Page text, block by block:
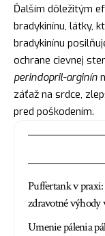
Ďalším dôležitým
bradykinínu, látky,
bradykinínu
ochrane cievnej
perindopril-arginín
záťaž na srdce,
pred poškodením.
Puffertank v
zdravotné výhody
Umenie pálenia